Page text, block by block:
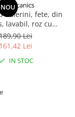
NOU
balerini, fete, din
lavabil, roz cu
Biomecanics
Lei
161,42 Lei
IN STOC